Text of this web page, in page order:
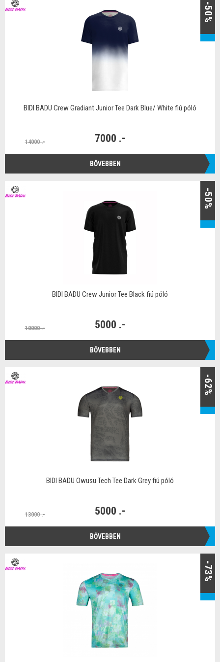
-50%
BIDI BADU Crew Gradiant Junior Tee Dark Blue/ White fiú póló
14000 .- 7000 .-
BŐVEBBEN
-50%
BIDI BADU Crew Junior Tee Black fiú póló
10000 .- 5000 .-
BŐVEBBEN
-62%
BIDI BADU Owusu Tech Tee Dark Grey fiú póló
13000 .- 5000 .-
BŐVEBBEN
-73%